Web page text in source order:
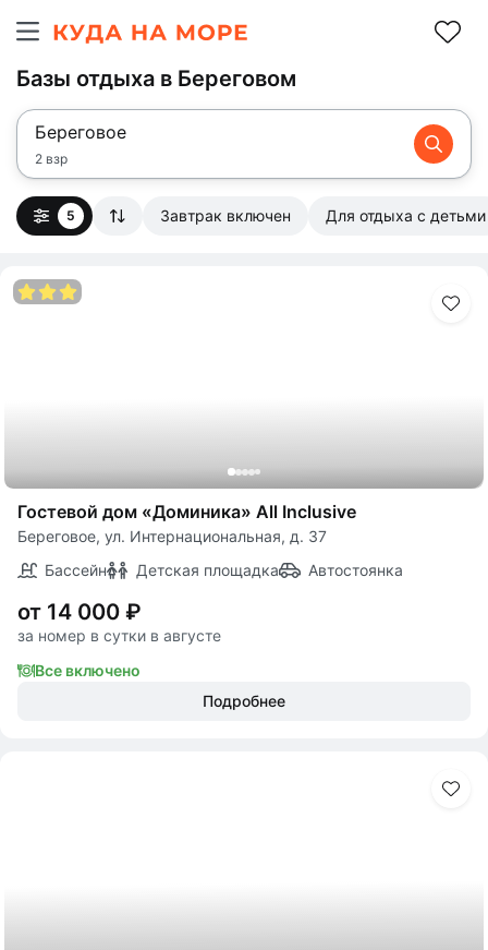
Базы отдыха в Береговом
Береговое
2 взр
5 Завтрак включен Для отдыха с детьми
Гостевой дом «Доминика» All Inclusive
Береговое, ул. Интернациональная, д. 37
Бассейн
Детская площадка Автостоянка
от 14 000 ₽
за номер в сутки в августе
Все включено
Подробнее